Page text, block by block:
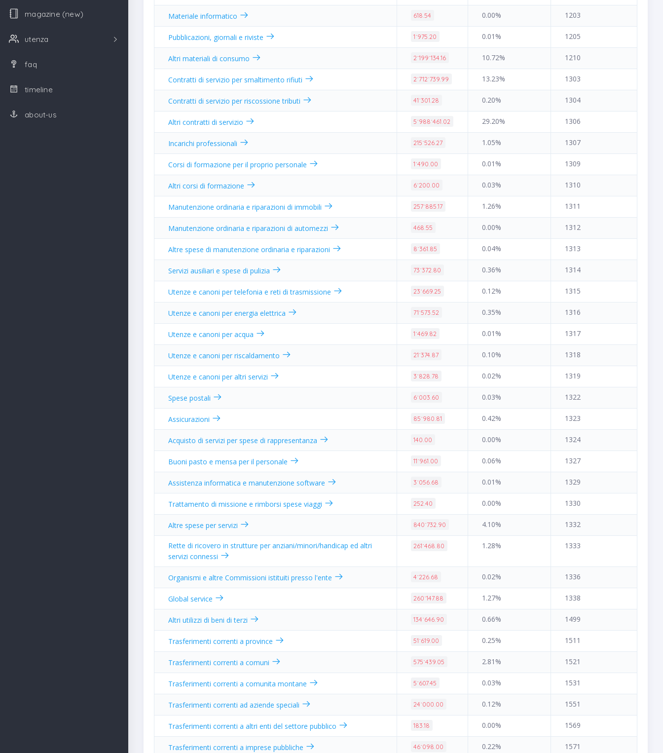
magazine (new)
utenza
faq
timeline
about-us
Materiale informatico 618.54 0.00% 1203
Pubblicazioni, giornali e riviste 1˙975.20 0.01% 1205
Altri materiali di consumo 2˙199˙134.16 10.72% 1210
Contratti di servizio per smaltimento rifiuti 2˙712˙739.99 13.23% 1303
Contratti di servizio per riscossione tributi 41˙301.28 0.20% 1304
Altri contratti di servizio 5˙988˙461.02 29.20% 1306
Incarichi professionali 215˙526.27 1.05% 1307
Corsi di formazione per il proprio personale 1˙490.00 0.01% 1309
Altri corsi di formazione 6˙200.00 0.03% 1310
Manutenzione ordinaria e riparazioni di immobili 257˙885.17 1.26% 1311
Manutenzione ordinaria e riparazioni di automezzi 468.55 0.00% 1312
Altre spese di manutenzione ordinaria e riparazioni 8˙361.85 0.04% 1313
Servizi ausiliari e spese di pulizia 73˙372.80 0.36% 1314
Utenze e canoni per telefonia e reti di trasmissione 23˙669.25 0.12% 1315
Utenze e canoni per energia elettrica 71˙573.52 0.35% 1316
Utenze e canoni per acqua 1˙469.82 0.01% 1317
Utenze e canoni per riscaldamento 21˙374.87 0.10% 1318
Utenze e canoni per altri servizi 3˙828.78 0.02% 1319
Spese postali 6˙003.60 0.03% 1322
Assicurazioni 85˙980.81 0.42% 1323
Acquisto di servizi per spese di rappresentanza 140.00 0.00% 1324
Buoni pasto e mensa per il personale 11˙961.00 0.06% 1327
Assistenza informatica e manutenzione software 3˙056.68 0.01% 1329
Trattamento di missione e rimborsi spese viaggi 252.40 0.00% 1330
Altre spese per servizi 840˙732.90 4.10% 1332
Rette di ricovero in strutture per anziani/minori/handicap ed altri
servizi connessi
261˙468.80 1.28% 1333
Organismi e altre Commissioni istituiti presso l'ente 4˙226.68 0.02% 1336
Global service 260˙147.88 1.27% 1338
Altri utilizzi di beni di terzi 134˙646.90 0.66% 1499
Trasferimenti correnti a province 51˙619.00 0.25% 1511
Trasferimenti correnti a comuni 575˙439.05 2.81% 1521
Trasferimenti correnti a comunita montane 5˙607.45 0.03% 1531
Trasferimenti correnti ad aziende speciali 24˙000.00 0.12% 1551
Trasferimenti correnti a altri enti del settore pubblico 183.18 0.00% 1569
Trasferimenti correnti a imprese pubbliche 46˙098.00 0.22% 1571